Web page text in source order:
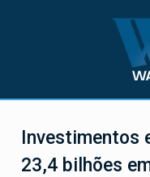
do Rio
Investimentos
23,4 bilhões